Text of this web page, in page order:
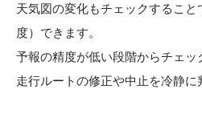
天気図の変化もチェックするこ
度）できます。
予報の精度が低い段階からチェ
走行ルートの修正や中止を冷静に